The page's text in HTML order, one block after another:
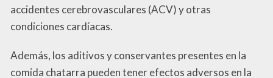
accidentes cerebrovasculares (ACV) y otras
condiciones cardíacas.
Además, los aditivos y conservantes presentes en la
comida chatarra pueden tener efectos adversos en la